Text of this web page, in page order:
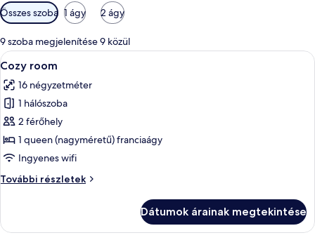
Szobákhoz
rendelkezésre
álló
szűrők
Összes szoba 1 ágy 2 ágy
9 szoba megjelenítése 9 közül
A
következő
szoba
összes
képének
megtekintése:
Cozy
Egy modern hálószoba, amelyben
6
Cozy room
16 négyzetméter
1 hálószoba
2 férőhely
1 queen (nagyméretű) franciaágy
Ingyenes wifi
További részletek
Cozy
Dátumok árainak megtekintése